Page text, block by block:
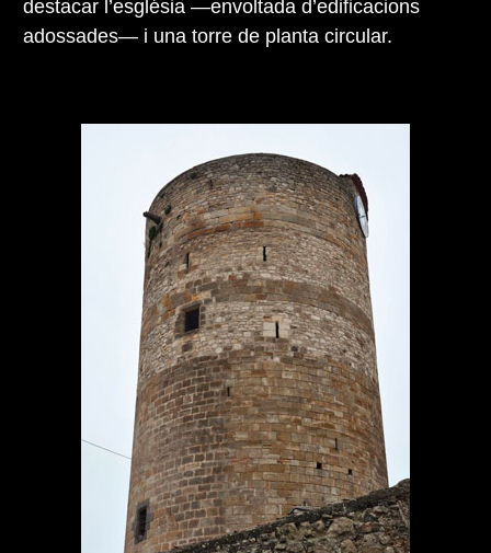
destacar l’església —envoltada d’edificacions
adossades— i una torre de planta circular.